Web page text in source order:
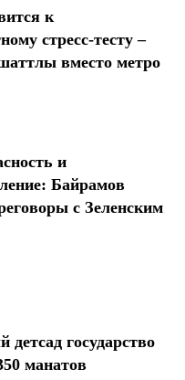
к
стресс-тесту –
вместо метро
и
Байрамов
с Зеленским
детсад государство
манатов